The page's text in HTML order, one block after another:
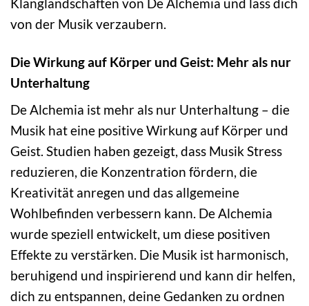
von der Musik verzaubern.
Die Wirkung auf Körper und Geist: Mehr als nur
Unterhaltung
De Alchemia ist mehr als nur Unterhaltung – die
Musik hat eine positive Wirkung auf Körper und
Geist. Studien haben gezeigt, dass Musik Stress
reduzieren, die Konzentration fördern, die
Kreativität anregen und das allgemeine
Wohlbefinden verbessern kann. De Alchemia
wurde speziell entwickelt, um diese positiven
Effekte zu verstärken. Die Musik ist harmonisch,
beruhigend und inspirierend und kann dir helfen,
dich zu entspannen, deine Gedanken zu ordnen